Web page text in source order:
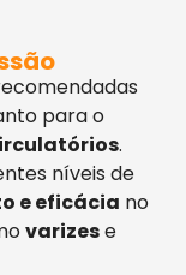
para o
.
níveis de
e eficácia no
varizese